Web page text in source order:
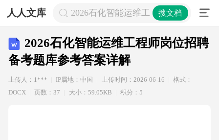
人人文库 2026石化智能运维工程师岗位招聘备
搜文档
2026石化智能运维工程师岗位招聘
备考题库参考答案详解
上传人：1*** IP属地：中国 上传时间：2026-06-16
格式：
DOCX
页数：37 大小：59.05KB 积分：5